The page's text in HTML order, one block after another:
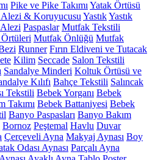
Pike ve Pike Takımı Yatak Örtüsü
Alezi & Koruyucusu YastıkYastık
Alezi Paspaslar Mutfak Tekstili
Mutfak Önlüğü Mutfak
Runner Fırın Eldiveni ve Tutacak
Kilim Seccade Salon Tekstili
Sandalye Minderi Koltuk Örtüsü ve
Kılıfı Bahçe Tekstili Salıncak
Tekstili Bebek Yorganı Bebek
Takımı Bebek Battaniyesi Bebek
Banyo Paspasları Banyo Bakım
Bornoz Peştemal Havlu Duvar
Çerçeveli Ayna Makyaj Aynası Boy
Odası Aynası Parçalı Ayna